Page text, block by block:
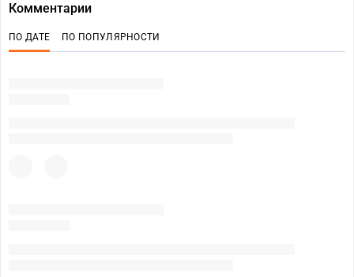
Комментарии
ПО ДАТЕ ПО ПОПУЛЯРНОСТИ